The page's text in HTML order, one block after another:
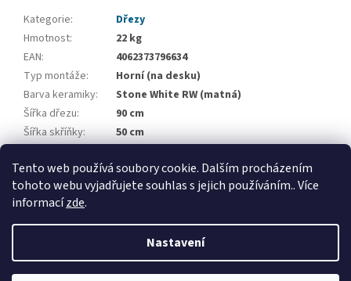
Tento web používá soubory cookie. Dalším procházením
tohoto webu vyjadřujete souhlas s jejich používáním.. Více
informacízde.
Nastavení
Kategorie:
Dřezy
Hmotnost:
22 kg
EAN:
4062373796634
Typ montáže:
Horní (na desku)
Barva keramiky:
Stone White RW (matná)
Šířka dřezu:
90 cm
Šířka skříňky:
50 cm
Odkapová plocha: Odkap nalevo
Vytvořil Shoptet